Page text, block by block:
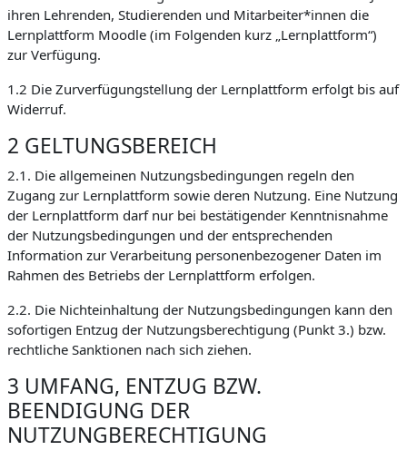
ihren Lehrenden, Studierenden und Mitarbeiter*innen die
Lernplattform Moodle (im Folgenden kurz „Lernplattform“)
zur Verfügung.
1.2 Die Zurverfügungstellung der Lernplattform erfolgt bis auf
Widerruf.
2 GELTUNGSBEREICH
2.1. Die allgemeinen Nutzungsbedingungen regeln den
Zugang zur Lernplattform sowie deren Nutzung. Eine Nutzung
der Lernplattform darf nur bei bestätigender Kenntnisnahme
der Nutzungsbedingungen und der entsprechenden
Information zur Verarbeitung personenbezogener Daten im
Rahmen des Betriebs der Lernplattform erfolgen.
2.2. Die Nichteinhaltung der Nutzungsbedingungen kann den
sofortigen Entzug der Nutzungsberechtigung (Punkt 3.) bzw.
rechtliche Sanktionen nach sich ziehen.
3 UMFANG, ENTZUG BZW.
BEENDIGUNG DER
NUTZUNGBERECHTIGUNG